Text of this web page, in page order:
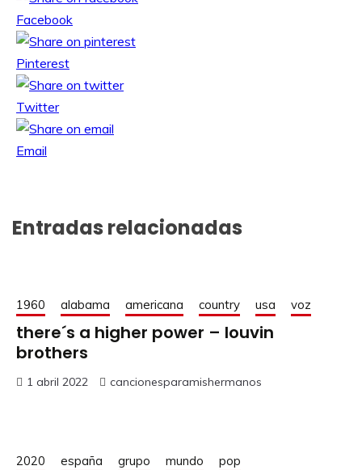
Facebook
Pinterest
Twitter
Email
Entradas relacionadas
1960 alabama americana country usa voz
there´s a higher power – louvin
brothers
1 abril 2022 cancionesparamishermanos
2020 españa grupo mundo pop